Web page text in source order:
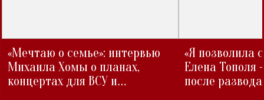
«Мечтаю о семье»: интервью
Михаила Хомы о планах,
концертах для ВСУ и
«Я позволила
Елена Тополя
после развода